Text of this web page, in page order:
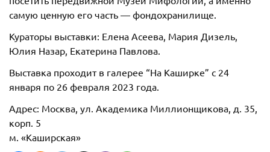
самую ценную его часть — фондохранилище.
Кураторы выставки: Елена Асеева, Мария Дизель,
Юлия Назар, Екатерина Павлова.
Выставка проходит в галерее “На Каширке” с 24
января по 26 февраля 2023 года.
Адрес: Москва, ул. Академика Миллионщикова, д. 35,
корп. 5
м. «Каширская»